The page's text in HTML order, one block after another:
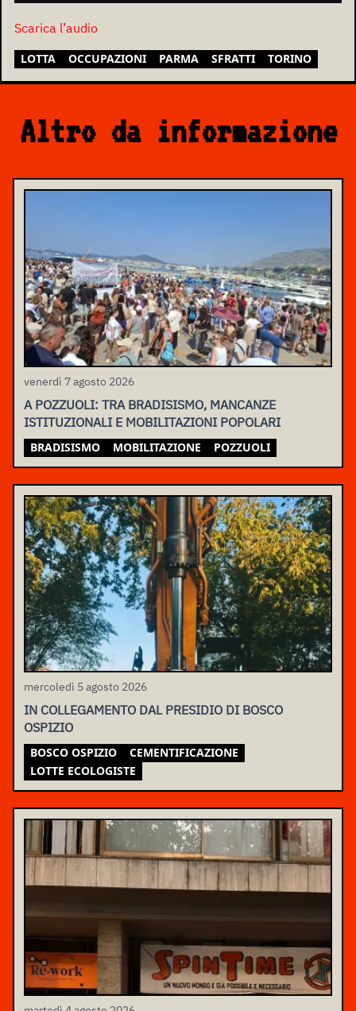
Scarica l’audio
LOTTA OCCUPAZIONI PARMA SFRATTI TORINO
Altro da informazione
venerdì 7 agosto 2026
A POZZUOLI: TRA BRADISISMO, MANCANZE
ISTITUZIONALI E MOBILITAZIONI POPOLARI
BRADISISMO MOBILITAZIONE POZZUOLI
mercoledì 5 agosto 2026
IN COLLEGAMENTO DAL PRESIDIO DI BOSCO
OSPIZIO
BOSCO OSPIZIO
CEMENTIFICAZIONE
LOTTE ECOLOGISTE